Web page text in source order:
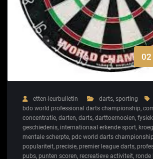
etten-leurbulletin darts, sporting
bdo world professional darts championship,
concentratie, darten, darts, darttoernooien,
geschiedenis, internationaal erkende sport,
mentale scherpte, pdc world darts championship
populariteit, precisie, premier league darts,
pubs, punten scoren, recreatieve activiteit, ronde